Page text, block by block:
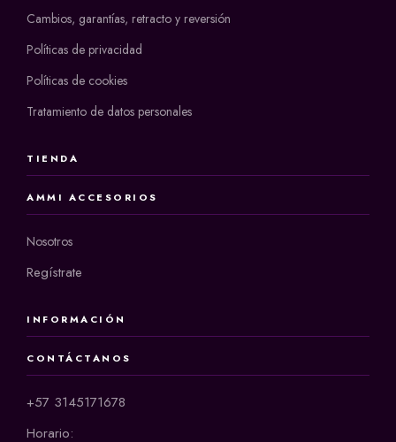
Cambios, garantías, retracto y reversión
Políticas de privacidad
Políticas de cookies
Tratamiento de datos personales
TIENDA
AMMI ACCESORIOS
Nosotros
Regístrate
INFORMACIÓN
CONTÁCTANOS
+57 3145171678
Horario: